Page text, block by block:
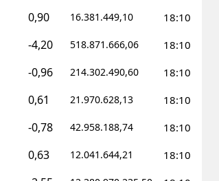
0,90 16.381.449,10 18:10
-4,20 518.871.666,06 18:10
-0,96 214.302.490,60 18:10
0,61 21.970.628,13 18:10
-0,78 42.958.188,74 18:10
0,63 12.041.644,21 18:10